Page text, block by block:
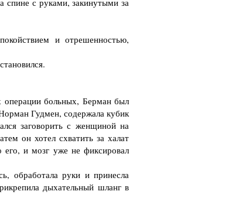
с руками, закинутыми за
и отрешенностью,
операции больных, Берман был
Гудмен, содержала кубик
заговорить с женщиной на
он хотел схватить за халат
и мозг уже не фиксировал
обработала руки и принесла
дыхательный шланг в